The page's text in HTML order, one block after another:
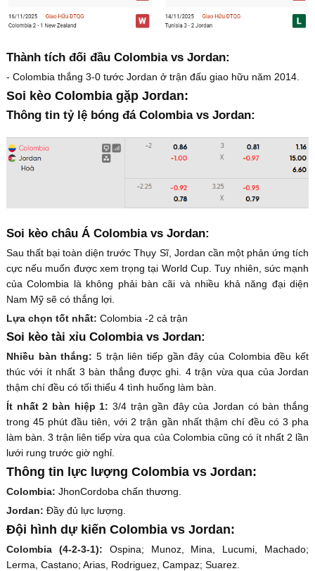
Thành tích đối đầu Colombia vs Jordan:
- Colombia thắng 3-0 tước Jordan ở trận đấu giao hữu năm 2014.
Soi kèo Colombia gặp Jordan:
Thông tin tỷ lệ bóng đá Colombia vs Jordan:
Soi kèo châu Á Colombia vs Jordan:
Sau thất bại toàn diện trước Thụy Sĩ, Jordan cần một phản ứng tích
cực nếu muốn được xem trọng tại World Cup. Tuy nhiên, sức mạnh
của Colombia là không phải bàn cãi và nhiều khả năng đại diện
Nam Mỹ sẽ có thắng lợi.
Lựa chọn tốt nhất: Colombia -2 cả trận
Soi kèo tài xỉu Colombia vs Jordan:
Nhiều bàn thắng: 5 trận liên tiếp gần đây của Colombia đều kết
thúc với ít nhất 3 bàn thắng được ghi. 4 trận vừa qua của Jordan
thậm chí đều có tối thiểu 4 tình huống làm bàn.
Ít nhất 2 bàn hiệp 1: 3/4 trận gần đây của Jordan có bàn thắng
trong 45 phút đầu tiên, với 2 trận gần nhất thậm chí đều có 3 pha
làm bàn. 3 trận liên tiếp vừa qua của Colombia cũng có ít nhất 2 lần
lưới rung trước giờ nghỉ.
Thông tin lực lượng Colombia vs Jordan:
Colombia: JhonCordoba chấn thương.
Jordan: Đầy đủ lực lượng.
Đội hình dự kiến Colombia vs Jordan:
Colombia (4-2-3-1): Ospina; Munoz, Mina, Lucumi, Machado;
Lerma, Castano; Arias, Rodriguez, Campaz; Suarez.